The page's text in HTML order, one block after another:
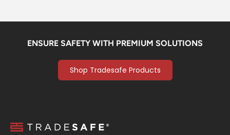
ENSURE SAFETY WITH PREMIUM SOLUTIONS
Shop Tradesafe Products